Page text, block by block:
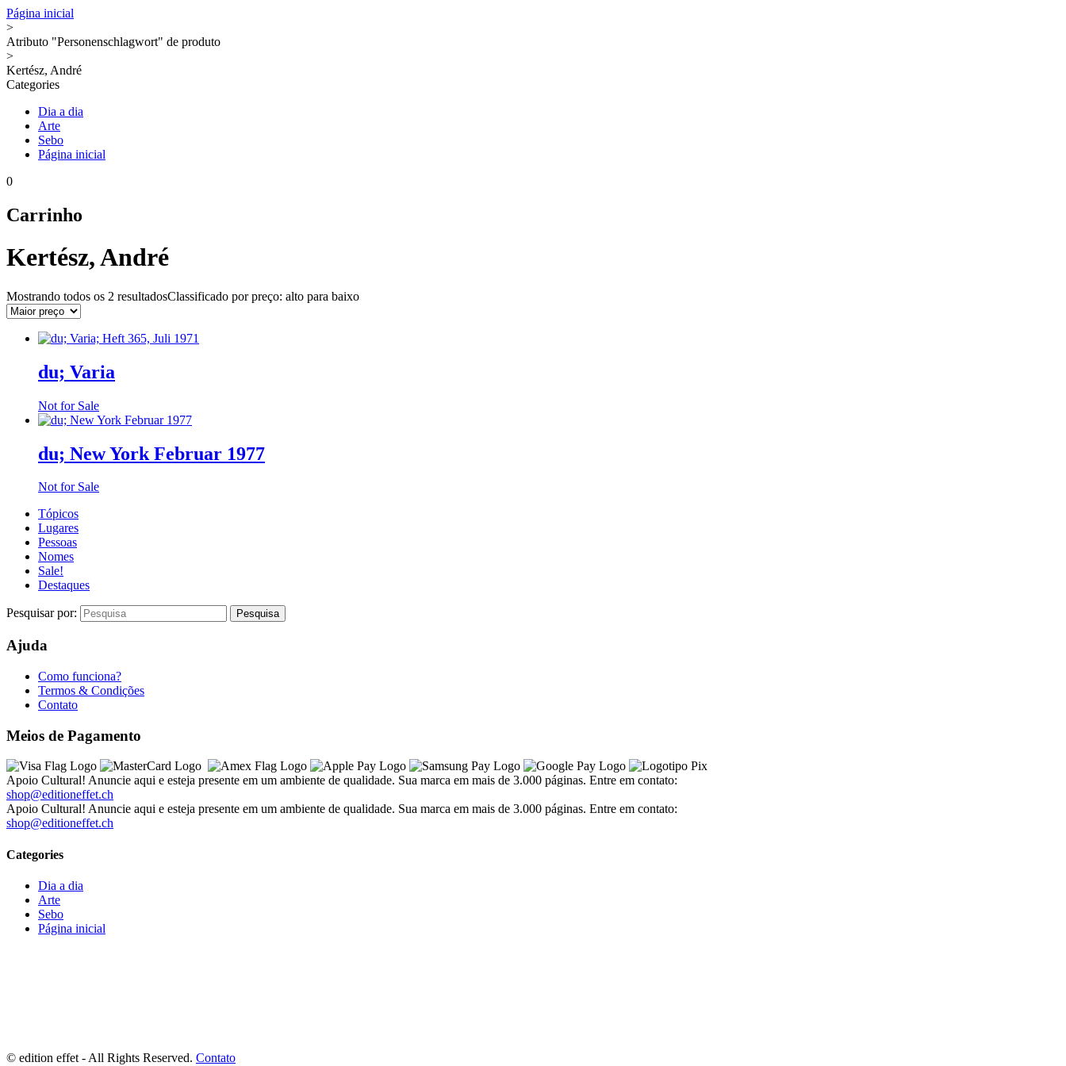
Página inicial
>
Atributo "Personenschlagwort" de produto
>
Kertész, André
Categories
Dia a dia
Arte
Sebo
Página inicial
0
Carrinho
Kertész, André
Mostrando todos os 2 resultadosClassificado por preço: alto para baixo
du; Varia
Not for Sale
du; New York Februar 1977
Not for Sale
Tópicos
Lugares
Pessoas
Nomes
Sale!
Destaques
Pesquisar por:
Ajuda
Como funciona?
Termos & Condições
Contato
Meios de Pagamento
Apoio Cultural! Anuncie aqui e esteja presente em um ambiente de qualidade. Sua marca em mais de 3.000 páginas. Entre em contato:
shop@editioneffet.ch
Apoio Cultural! Anuncie aqui e esteja presente em um ambiente de qualidade. Sua marca em mais de 3.000 páginas. Entre em contato:
shop@editioneffet.ch
Categories
Dia a dia
Arte
Sebo
Página inicial
© edition effet - All Rights Reserved. Contato